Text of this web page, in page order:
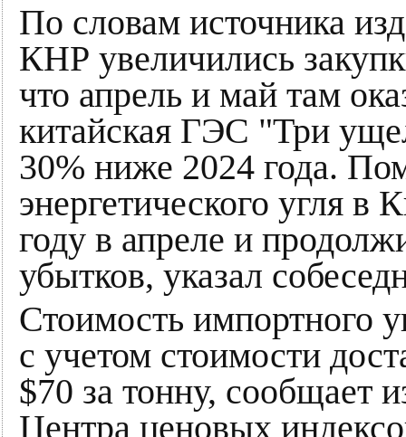
По словам источника
КНР увеличились
что апрель и май там
китайская ГЭС "Три
30% ниже 2024 года.
энергетического угля в
году в апреле и
убытков, указал
Стоимость импортного
с учетом стоимости
$70 за тонну, сообщает
Центра ценовых